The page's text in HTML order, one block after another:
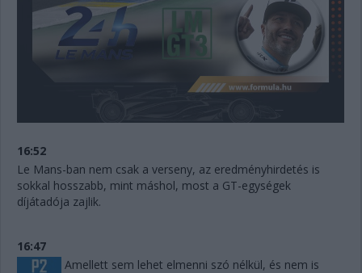
16:52
Le Mans-ban nem csak a verseny, az eredményhirdetés is
sokkal hosszabb, mint máshol, most a GT-egységek
díjátadója zajlik.
16:47
Amellett sem lehet elmenni szó nélkül, és nem is